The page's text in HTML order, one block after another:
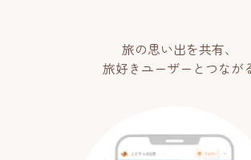
旅の思い出を共有、
旅好きユーザーとつなが